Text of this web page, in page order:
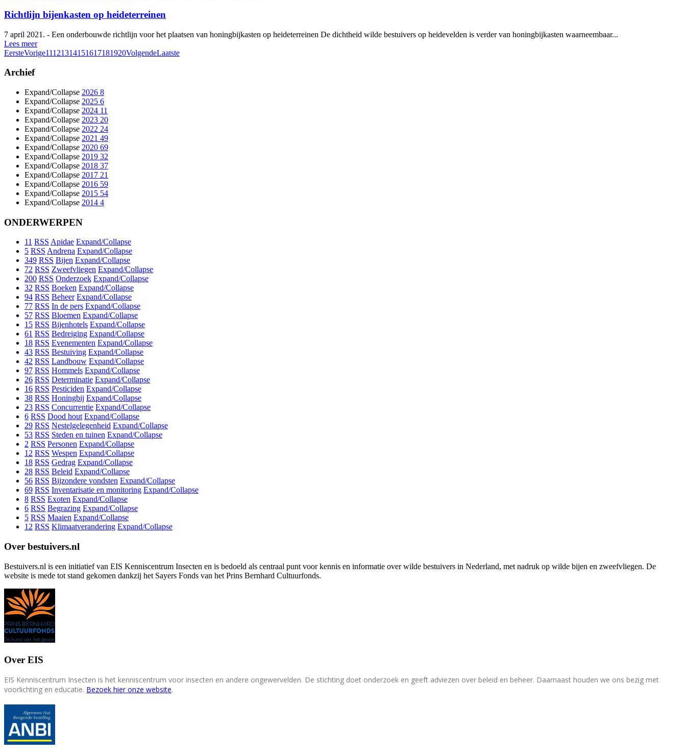
Richtlijn bijenkasten op heideterreinen
7 april 2021. - Een onderbouwde richtlijn voor het plaatsen van honingbijkasten op heideterreinen De dichtheid wilde bestuivers op heidevelden is verder van honingbijkasten waarneembaar...
Lees meer
EersteVorige11121314151617181920VolgendeLaatste
Archief
Expand/Collapse 2026 8
Expand/Collapse 2025 6
Expand/Collapse 2024 11
Expand/Collapse 2023 20
Expand/Collapse 2022 24
Expand/Collapse 2021 49
Expand/Collapse 2020 69
Expand/Collapse 2019 32
Expand/Collapse 2018 37
Expand/Collapse 2017 21
Expand/Collapse 2016 59
Expand/Collapse 2015 54
Expand/Collapse 2014 4
ONDERWERPEN
11 RSS Apidae Expand/Collapse
5 RSS Andrena Expand/Collapse
349 RSS Bijen Expand/Collapse
72 RSS Zweefvliegen Expand/Collapse
200 RSS Onderzoek Expand/Collapse
32 RSS Boeken Expand/Collapse
94 RSS Beheer Expand/Collapse
77 RSS In de pers Expand/Collapse
57 RSS Bloemen Expand/Collapse
15 RSS Bijenhotels Expand/Collapse
61 RSS Bedreiging Expand/Collapse
18 RSS Evenementen Expand/Collapse
43 RSS Bestuiving Expand/Collapse
42 RSS Landbouw Expand/Collapse
97 RSS Hommels Expand/Collapse
26 RSS Determinatie Expand/Collapse
16 RSS Pesticiden Expand/Collapse
38 RSS Honingbij Expand/Collapse
23 RSS Concurrentie Expand/Collapse
6 RSS Dood hout Expand/Collapse
29 RSS Nestelgelegenheid Expand/Collapse
53 RSS Steden en tuinen Expand/Collapse
2 RSS Personen Expand/Collapse
12 RSS Wespen Expand/Collapse
18 RSS Gedrag Expand/Collapse
28 RSS Beleid Expand/Collapse
56 RSS Bijzondere vondsten Expand/Collapse
69 RSS Inventarisatie en monitoring Expand/Collapse
8 RSS Exoten Expand/Collapse
6 RSS Begrazing Expand/Collapse
5 RSS Maaien Expand/Collapse
12 RSS Klimaatverandering Expand/Collapse
Over bestuivers.nl
Bestuivers.nl is een initiatief van EIS Kenniscentrum Insecten en is bedoeld als centraal punt voor kennis en informatie over wilde bestuivers in Nederland, met nadruk op wilde bijen en zweefvliegen. De
website is mede tot stand gekomen dankzij het Sayers Fonds van het Prins Bernhard Cultuurfonds.
Over EIS
EIS Kenniscentrum Insecten is het kenniscentrum voor insecten en andere ongewervelden. De stichting doet onderzoek en geeft adviezen over beleid en beheer. Daarnaast houden we ons bezig met
voorlichting en educatie. Bezoek hier onze website.